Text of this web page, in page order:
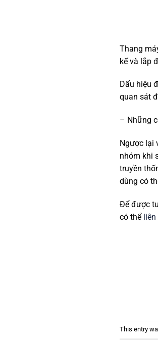
Thang
kế và lắp
Dấu hiệu
quan sát
– Những
Ngược lại
nhóm khi
truyền
dùng có
Để được
có thể liên
This entry